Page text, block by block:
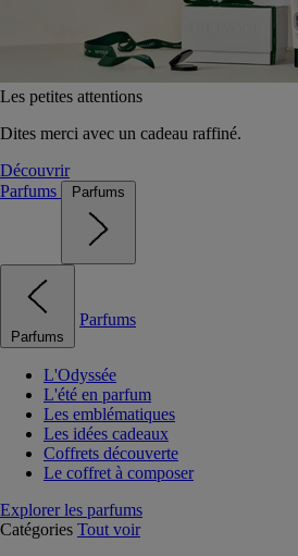
Les petites attentions
Dites merci avec un cadeau raffiné.
Découvrir
Parfums
Parfums
Parfums
Parfums
L'Odyssée
L'été en parfum
Les emblématiques
Les idées cadeaux
Coffrets découverte
Le coffret à composer
Explorer les parfums
Catégories Tout voir